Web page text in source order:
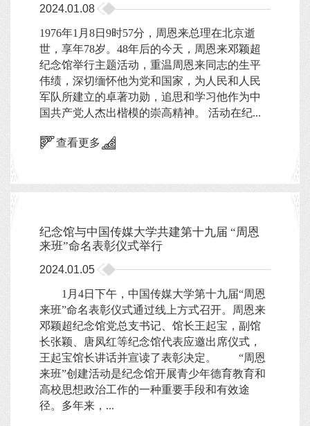
2024.01.08
1976年1月8日9时57分，周恩来总理在北京逝
世，享年78岁。48年后的今天，周恩来邓颖超
纪念馆举行主题活动，重温周恩来同志的生平
伟绩，深切缅怀他为党和国家，为人民和人民
军队所建立的卓著功勋，追思和学习他作为中
国共产党人杰出楷模的崇高精神。 活动在纪...
查看更多
纪念馆与中国传媒大学共建第十九届 “周恩
来班”命名表彰仪式举行
2024.01.05
1月4日下午，中国传媒大学第十九届“周恩
来班”命名表彰仪式通过线上方式召开。周恩来
邓颖超纪念馆党总支书记、馆长王起宝，副馆
长张颖、唐凤红等纪念馆代表应邀出席仪式，
王起宝馆长讲话并宣读了表彰决定。 “周恩
来班”创建活动是纪念馆开展青少年德育教育和
高校思想政治工作的一种重要手段和有效途
径。多年来，...